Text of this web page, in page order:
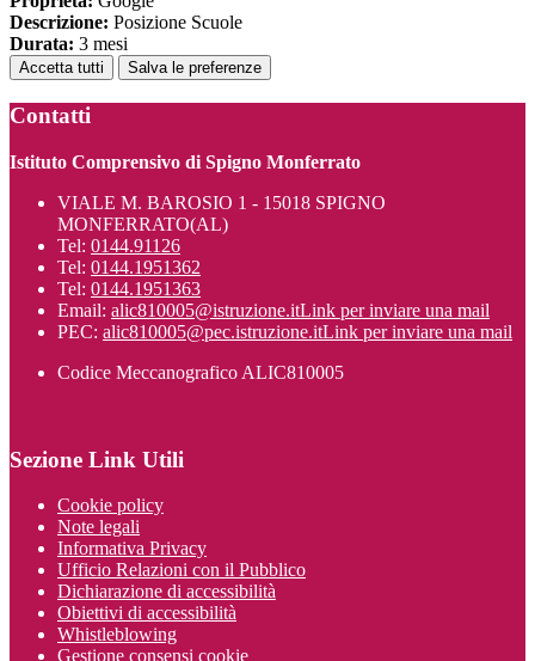
Descrizione: Posizione Scuole
Durata: 3 mesi
Accetta tutti Salva le preferenze
Contatti
Istituto Comprensivo di Spigno Monferrato
VIALE M. BAROSIO 1 - 15018 SPIGNO
MONFERRATO(AL)
Tel: 0144.91126
Tel: 0144.1951362
Tel: 0144.1951363
Email: alic810005@istruzione.itLink per inviare una mail
PEC: alic810005@pec.istruzione.itLink per inviare una mail
Codice Meccanografico ALIC810005
Sezione Link Utili
Cookie policy
Note legali
Informativa Privacy
Ufficio Relazioni con il Pubblico
Dichiarazione di accessibilità
Obiettivi di accessibilità
Whistleblowing
Gestione consensi cookie